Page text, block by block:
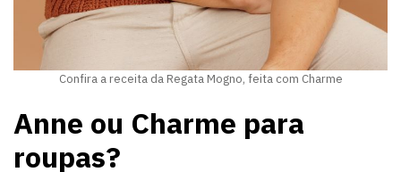
Confira a receita da Regata Mogno, feita com Charme
Anne ou Charme para
roupas?